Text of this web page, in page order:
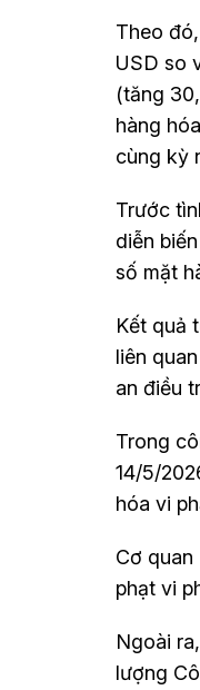
Theo
USD so
(tăng
hàng
cùng kỳ
Trước
diễn
số mặt
Kết quả
liên
an điều
Trong
14/5/
hóa vi
Cơ
phạt vi
Ngoài
lượng